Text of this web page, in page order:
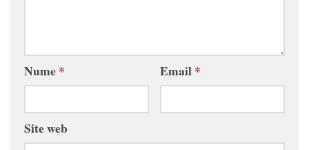
Nume* Email*
Site web